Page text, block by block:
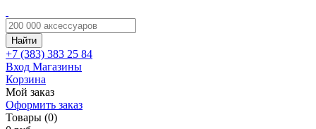
Найти
+7 (383) 383 25 84
Вход Магазины
Корзина
Мой заказ
Оформить заказ
Товары (0)